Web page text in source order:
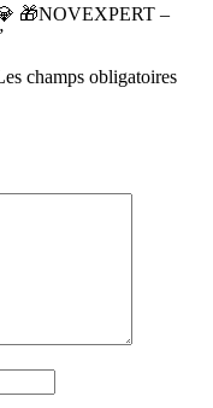
🎁NOVEXPERT –
champs obligatoires